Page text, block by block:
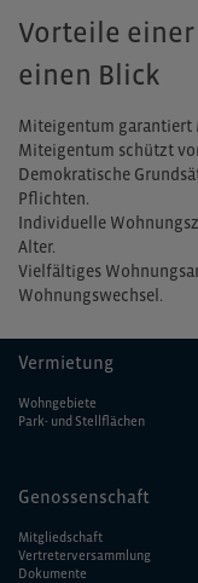
Vorteile
einen Blick
Miteigentum garantiert
Miteigentum schützt
Demokratische
Pflichten.
Individuelle
Alter.
Vielfältiges
Wohnungswechsel.
Vermietung
Wohngebiete
Park- und Stellflächen
Genossenschaft
Mitgliedschaft
Vertreterversammlung
Dokumente